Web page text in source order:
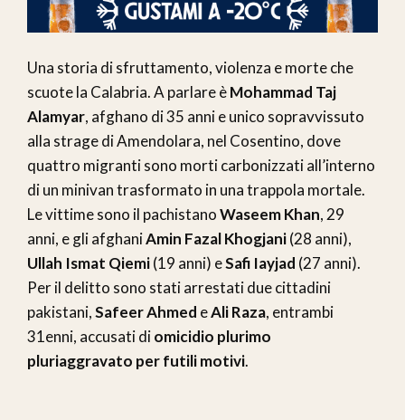
Una storia di sfruttamento, violenza e morte che
scuote la Calabria. A parlare èMohammad Taj
Alamyar, afghano di 35 anni e unico sopravvissuto
alla strage di Amendolara, nel Cosentino, dove
quattro migranti sono morti carbonizzati all’interno
di un minivan trasformato in una trappola mortale.
Le vittime sono il pachistanoWaseem Khan, 29
anni, e gli afghaniAmin Fazal Khogjani(28 anni),
Ullah Ismat Qiemi(19 anni) eSafi Iayjad (27 anni).
Per il delitto sono stati arrestati due cittadini
pakistani,Safeer Ahmed eAli Raza, entrambi
31enni, accusati diomicidio plurimo
pluriaggravato per futili motivi.